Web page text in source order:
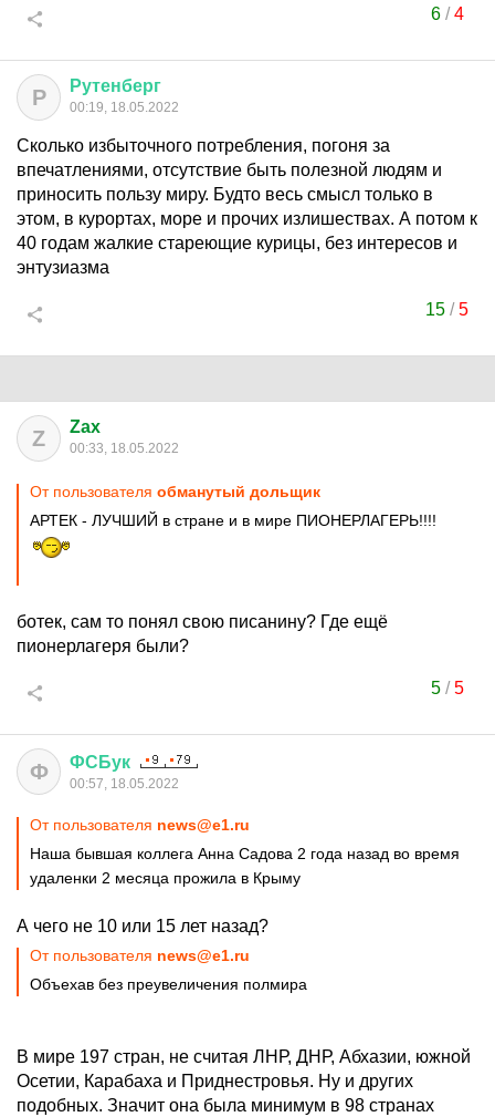
6/4
Р Рутенберг
00:19, 18.05.2022
Сколько избыточного потребления, погоня за
впечатлениями, отсутствие быть полезной людям и
приносить пользу миру. Будто весь смысл только в
этом, в курортах, море и прочих излишествах. А потом к
40 годам жалкие стареющие курицы, без интересов и
энтузиазма
15 /5
Z Zax
00:33, 18.05.2022
От пользователя обманутый дольщик
АРТЕК - ЛУЧШИЙ в стране и в мире ПИОНЕРЛАГЕРЬ!!!!
ботек, сам то понял свою писанину? Где ещё
пионерлагеря были?
5/5
Ф ФСБук
00:57, 18.05.2022
От пользователя news@e1.ru
Наша бывшая коллега Анна Садова 2 года назад во время
удаленки 2 месяца прожила в Крыму
А чего не 10 или 15 лет назад?
От пользователя news@e1.ru
Объехав без преувеличения полмира
В мире 197 стран, не считая ЛНР, ДНР, Абхазии, южной
Осетии, Карабаха и Приднестровья. Ну и других
подобных. Значит она была минимум в 98 странах